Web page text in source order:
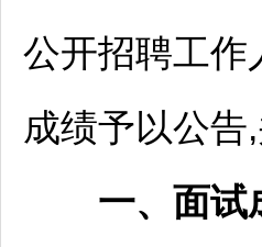
公开招聘工作
成绩予以公
一、面试